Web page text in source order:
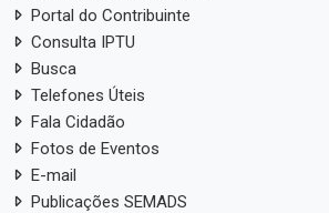
Portal do Contribuinte
Consulta IPTU
Busca
Telefones Úteis
Fala Cidadão
Fotos de Eventos
E-mail
Publicações SEMADS